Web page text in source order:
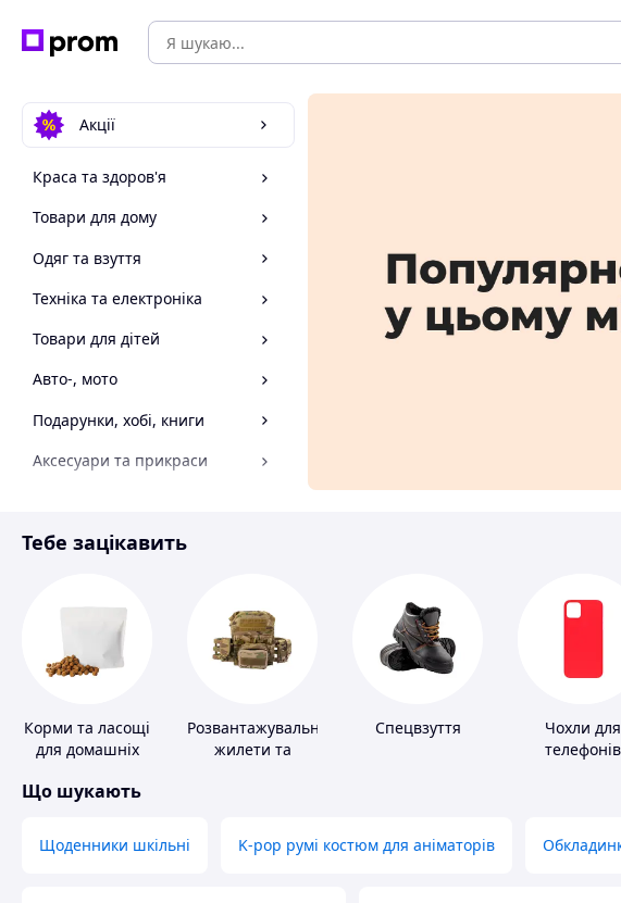
Акції
Краса та здоров'я
Товари для дому
Одяг та взуття
Техніка та електроніка
Товари для дітей
Авто-, мото
Подарунки, хобі, книги
Аксесуари та прикраси
Спорт і відпочинок
Тебе зацікавить
Корми та ласощі
для домашніх
Розвантажувальні
жилети та
Спецвзуття
Чохли для
телефонів
Що шукають
Щоденники шкільні K-pop румі костюм для аніматорів